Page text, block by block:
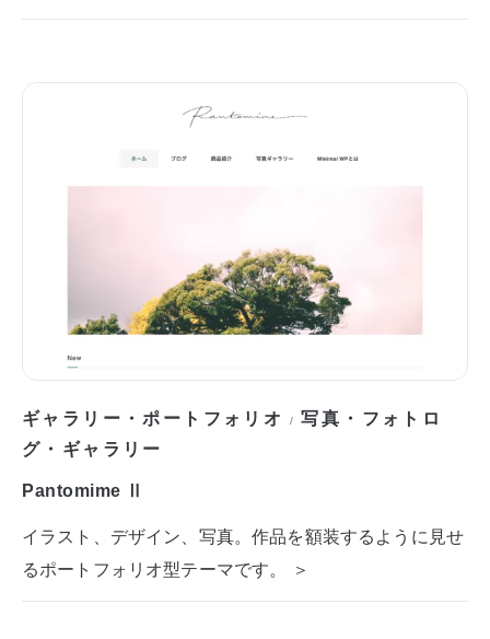
ギャラリー・ポートフォリオ /写真・フォトロ
グ・ギャラリー
Pantomime Ⅱ
イラスト、デザイン、写真。作品を額装するように見せ
るポートフォリオ型テーマです。 ＞